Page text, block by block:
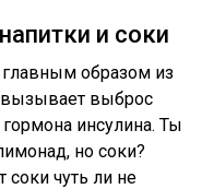
и соки
образом из
вызывает выброс
инсулина. Ты
но соки?
соки чуть ли не